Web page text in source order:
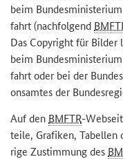
beim
fahrt (nach­fol­gend
Das Co­py­right für
beim
fahrt oder bei der
ons­am­tes der
Auf den BMFTR-​
tei­le, Gra­fi­ken,
ri­ge Zu­stim­mung des